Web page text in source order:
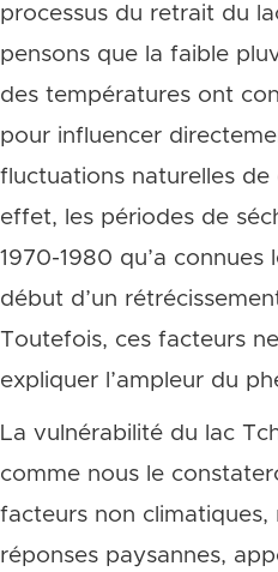
processus du retrait du
pensons que la faible
des températures ont
pour influencer
fluctuations naturelles
effet, les périodes de
1970-1980 qu’a connues
début d’un
Toutefois, ces facteurs
expliquer l’ampleur du
La vulnérabilité du lac
comme nous le
facteurs non climatiques,
réponses paysannes,